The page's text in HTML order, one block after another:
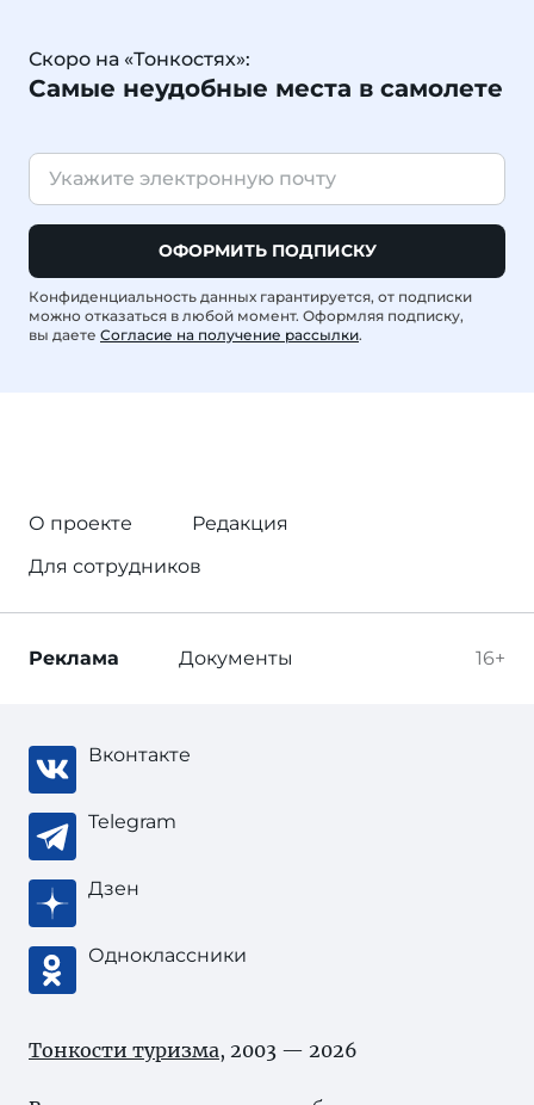
Скоро на «Тонкостях»:
Самые неудобные места в самолете
ОФОРМИТЬ ПОДПИСКУ
Конфиденциальность данных гарантируется, от подписки
можно отказаться в любой момент. Оформляя подписку,
вы даете Согласие на получение рассылки.
О проекте
Редакция
Для сотрудников
16+
Реклама Документы
Вконтакте
Telegram
Дзен
Одноклассники
Тонкости туризма, 2003 — 2026